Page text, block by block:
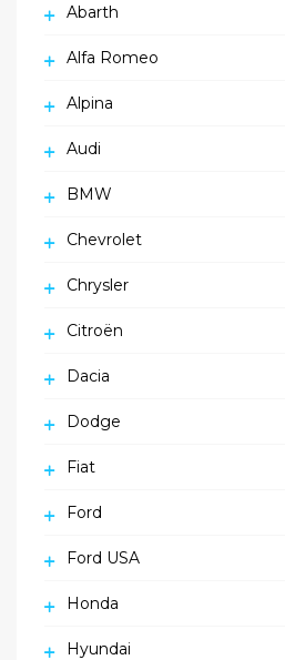
Abarth
Alfa Romeo
Alpina
Audi
BMW
Chevrolet
Chrysler
Citroën
Dacia
Dodge
Fiat
Ford
Ford USA
Honda
Hyundai